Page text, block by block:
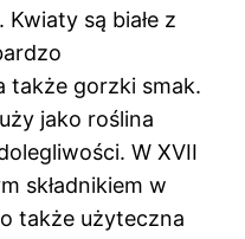
są białe z
także gorzki smak.
jako roślina
W XVII
składnikiem w
także użyteczna